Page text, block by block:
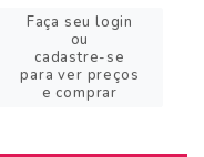
Faça seu login
ou
cadastre-se
para ver preços
e comprar